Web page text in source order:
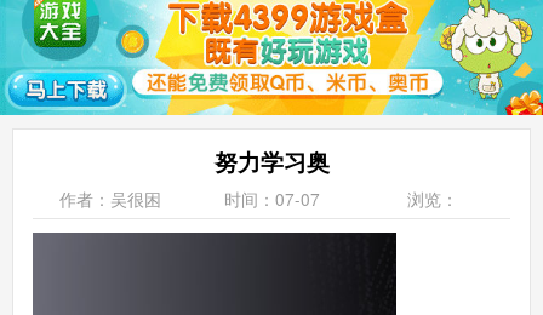
努力学习奥
作者：吴很困 时间：07-07 浏览：